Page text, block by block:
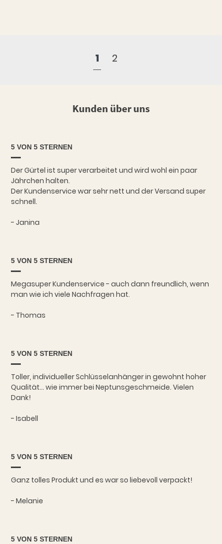
1 2
Kunden über uns
5 VON 5 STERNEN
Der Gürtel ist super verarbeitet und wird wohl ein paar
Jährchen halten.
Der Kundenservice war sehr nett und der Versand super
schnell.
- Janina
5 VON 5 STERNEN
Megasuper Kundenservice - auch dann freundlich, wenn
man wie ich viele Nachfragen hat.
- Thomas
5 VON 5 STERNEN
Toller, individueller Schlüsselanhänger in gewohnt hoher
Qualität... wie immer bei Neptunsgeschmeide. Vielen
Dank!
- Isabell
5 VON 5 STERNEN
Ganz tolles Produkt und es war so liebevoll verpackt!
- Melanie
5 VON 5 STERNEN